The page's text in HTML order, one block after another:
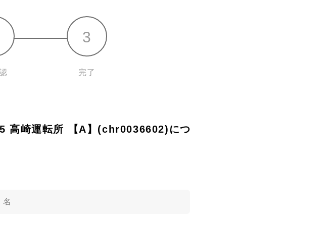
完了
高崎運転所 【A】(chr0036602)につ